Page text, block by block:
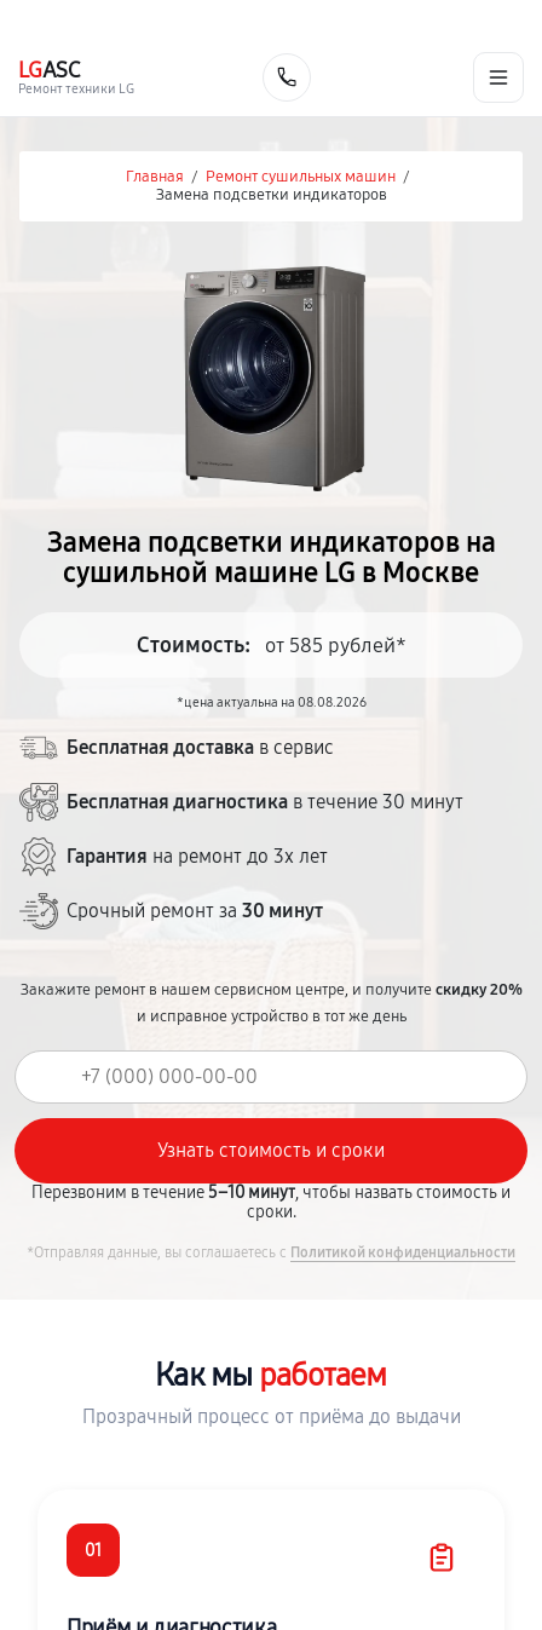
LGASC
Ремонт техники LG
Главная / Ремонт сушильных машин /
Замена подсветки индикаторов
Замена подсветки индикаторов на
сушильной машине LG в Москве
Стоимость: от 585 рублей*
*цена актуальна на 08.08.2026
Бесплатная доставка в сервис
Бесплатная диагностика в течение 30 минут
Гарантия на ремонт до 3х лет
Срочный ремонт за 30 минут
Закажите ремонт в нашем сервисном центре, и получитескидку 20%
и исправное устройство в тот же день
Перезвоним в течение5–10 минут, чтобы назвать стоимость и
сроки.
*Отправляя данные, вы соглашаетесь с Политикой конфиденциальности
Как мы работаем
Прозрачный процесс от приёма до выдачи
01